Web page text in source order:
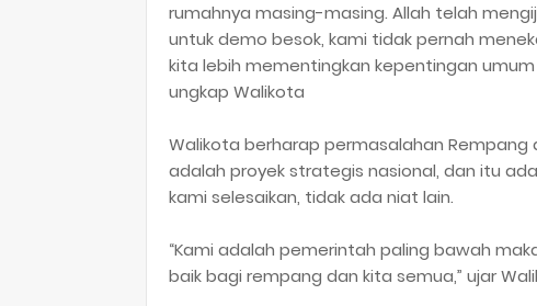
rumahnya masing-masing. Allah telah
untuk demo besok, kami tidak pernah
kita lebih mementingkan kepentingan
ungkap Walikota
Walikota berharap permasalahan
adalah proyek strategis nasional, dan itu
kami selesaikan, tidak ada niat lain.
“Kami adalah pemerintah paling bawah
baik bagi rempang dan kita semua,” ujar